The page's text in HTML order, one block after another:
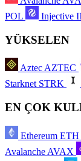
POL
Injective
YÜKSELEN
AztecAZTEC
Starknet STRK
EN ÇOK
Ethereum ETH
Avalanche AVAX